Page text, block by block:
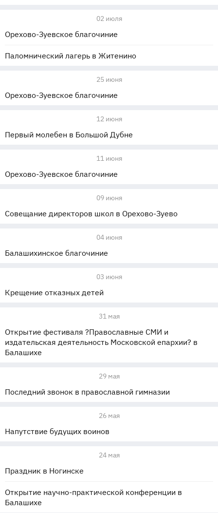
02 июля
Орехово-Зуевское благочиние
Паломнический лагерь в Житенино
25 июня
Орехово-Зуевское благочиние
12 июня
Первый молебен в Большой Дубне
11 июня
Орехово-Зуевское благочиние
09 июня
Совещание директоров школ в Орехово-Зуево
04 июня
Балашихинское благочиние
03 июня
Крещение отказных детей
31 мая
Открытие фестиваля ?Православные СМИ и
издательская деятельность Московской епархии? в
Балашихе
29 мая
Последний звонок в православной гимназии
26 мая
Напутствие будущих воинов
24 мая
Праздник в Ногинске
Открытие научно-практической конференции в
Балашихе